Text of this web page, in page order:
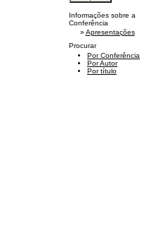
Informações sobre a
Conferência
» Apresentações
Procurar
Por Conferência
Por Autor
Por título